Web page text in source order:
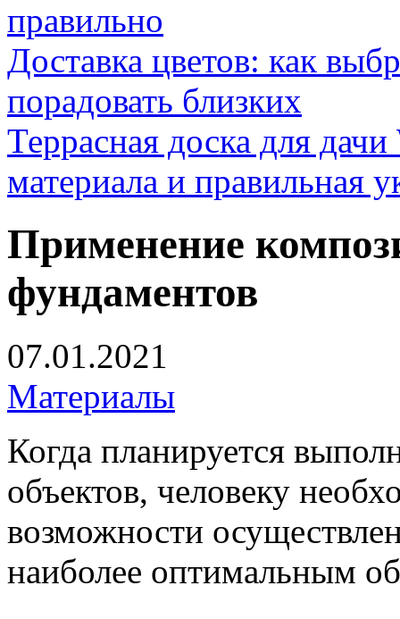
правильно
Доставка цветов: как
порадовать близких
Террасная доска для
материала и правильная
Применение
фундаментов
07.01.2021
Материалы
Когда планируется
объектов, человеку
возможности
наиболее оптимальным